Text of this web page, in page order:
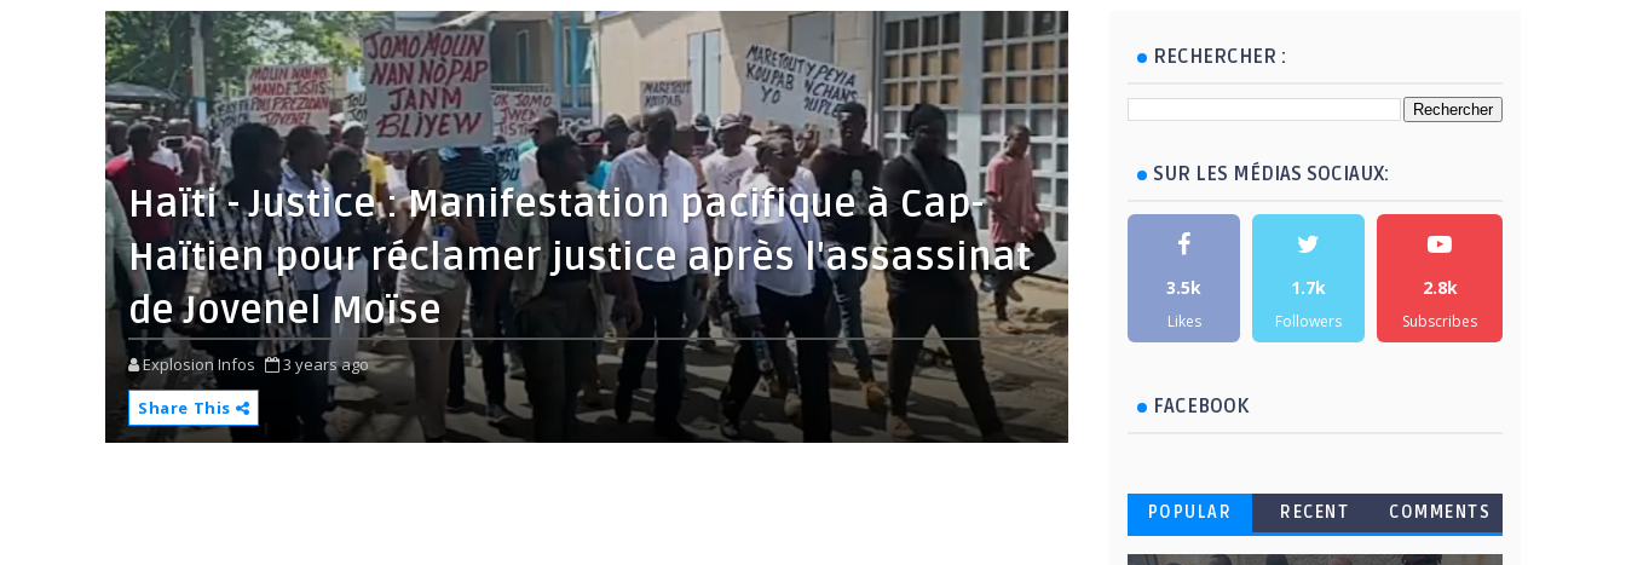
Haïti - Justice : Manifestation pacifique à Cap-
Haïtien pour réclamer justice après l'assassinat
de Jovenel Moïse
Explosion Infos
3 years ago
Share This
RECHERCHER :
SUR LES MÉDIAS SOCIAUX:
3.5k
Likes
1.7k
Followers
2.8k
Subscribes
FACEBOOK
POPULAR RECENT COMMENTS